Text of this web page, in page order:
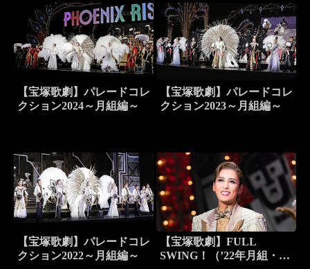
【宝塚歌劇】パレードコレ
クション2024～月組編～
【宝塚歌劇】パレードコレ
クション2023～月組編～
【宝塚歌劇】パレードコレ
クション2022～月組編～
【宝塚歌劇】FULL
SWING！（’22年月組・東